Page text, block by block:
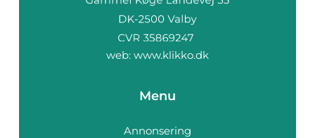
web: www.klikko.dk
Menu
Annonsering